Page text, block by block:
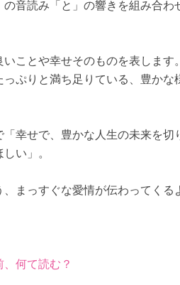
音読み「と」の響きを組み合わ
いことや幸せそのものを表します
ぷりと満ち足りている、豊かな
幸せで、豊かな人生の未来を切
い」。
まっすぐな愛情が伝わってくる
何て読む？